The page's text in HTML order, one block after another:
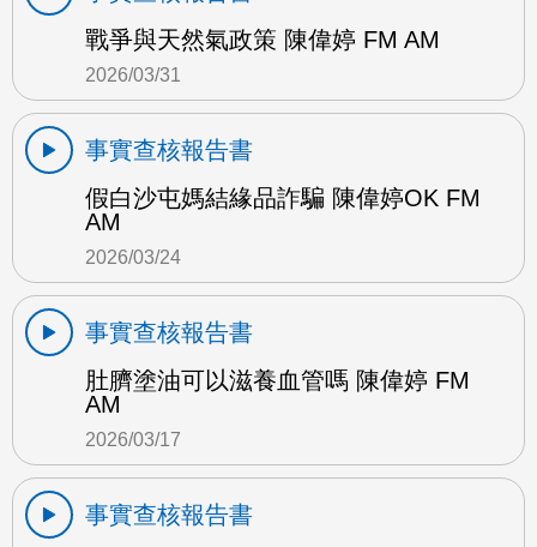
戰爭與天然氣政策 陳偉婷 FM AM
2026/03/31
事實查核報告書
假白沙屯媽結緣品詐騙 陳偉婷OK FM
AM
2026/03/24
事實查核報告書
肚臍塗油可以滋養血管嗎 陳偉婷 FM
AM
2026/03/17
事實查核報告書